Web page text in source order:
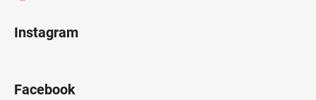
Instagram
Facebook